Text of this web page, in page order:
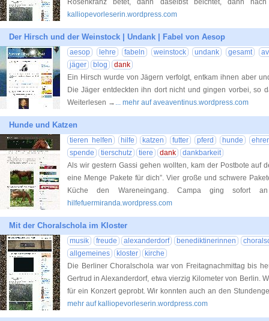
Rosenkranz betet, dann daselbst beichtet, dann
kalliopevorleserin.wordpress.com
Der Hirsch und der Weinstock | Undank | Fabel von Aesop
aesop lehre fabeln weinstock undank gesamt
jäger
blog
dank
Ein Hirsch wurde von Jägern verfolgt, entkam ihnen aber
Die Jäger entdeckten ihn dort nicht und gingen vorbei, so
Weiterlesen → ... mehr auf aveaventinus.wordpress.com
Hunde und Katzen
tieren helfen hilfe katzen futter pferd hunde
spende
tierschutz tiere dank
dankbarkeit
Als wir gestern Gassi gehen wollten, kam der Postbote auf
eine Menge Pakete für dich”. Vier große und schwere
Küche den Wareneingang. Campa ging sofort
hilfefuermiranda.wordpress.com
Mit der Choralschola im Kloster
musik freude alexanderdorf benediktinerinnen
allgemeines
kloster
kirche
Die Berliner Choralschola war von Freitagnachmittag bis
Gertrud in Alexanderdorf, etwa vierzig Kilometer von Berlin.
für ein Konzert geprobt. Wir konnten auch an den
mehr auf kalliopevorleserin.wordpress.com